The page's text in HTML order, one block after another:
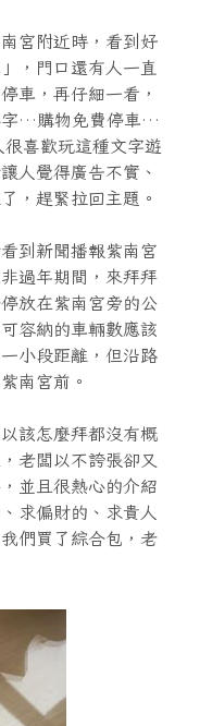
宮附近時，看到好
，門口還有人一直
車，再仔細一看，
字…購物免費停車…
喜歡玩這種文字遊
人覺得廣告不實、
，趕緊拉回主題。
到新聞播報紫南宮
過年期間，來拜拜
放在紫南宮旁的公
容納的車輛數應該
小段距離，但沿路
南宮前。
該怎麼拜都沒有概
老闆以不誇張卻又
並且很熱心的介紹
求偏財的、求貴人
們買了綜合包，老